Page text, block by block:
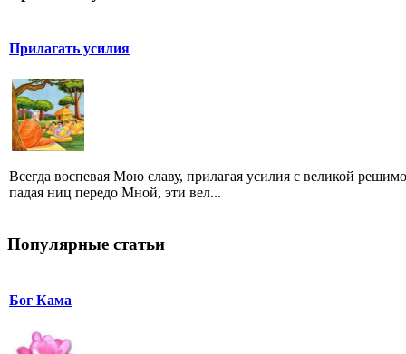
Прилагать усилия
Всегда воспевая Мою славу, прилагая усилия с великой
падая ниц передо Мной, эти вел...
Популярные статьи
Бог Кама